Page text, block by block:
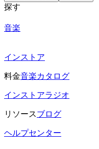
探す
音楽
インストア
料金音楽カタログ
インストアラジオ
リソースブログ
ヘルプセンター